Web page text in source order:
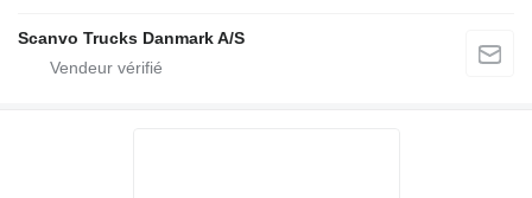
Scanvo Trucks Danmark A/S